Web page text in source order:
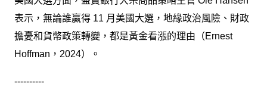
表示，無論誰贏得 11 月美國大選，地緣政治風險、財政
擔憂和貨幣政策轉變，都是黃金看漲的理由（Ernest
Hoffman，2024）。
----------